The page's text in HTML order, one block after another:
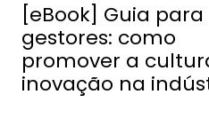
[eBook] Guia para
gestores: como
promover a
inovação na